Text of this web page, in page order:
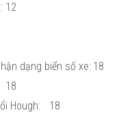
12
dạng biển số xe: 18
18
Hough:
18